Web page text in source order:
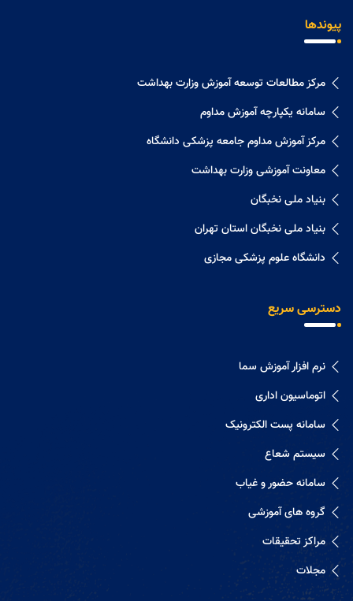
پیوندها
مرکز مطالعات توسعه آموزش وزارت بهداشت
سامانه یکپارچه آموزش مداوم
مرکز آموزش مداوم جامعه پزشکی دانشگاه
معاونت آموزشی وزارت بهداشت
بنیاد ملی نخبگان
بنیاد ملی نخبگان استان تهران
دانشگاه علوم پزشکی مجازی
دسترسی سریع
نرم افزار آموزش سما
اتوماسیون اداری
سامانه پست الکترونیک
سیستم شعاع
سامانه حضور و غیاب
گروه های آموزشی
مراکز تحقیقات
مجلات